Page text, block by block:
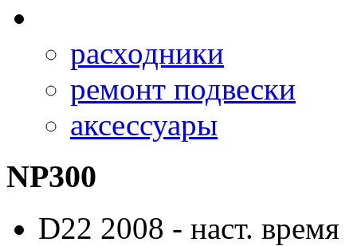
расходники
ремонт подвески
аксессуары
NP300
D22 2008 - наст. время